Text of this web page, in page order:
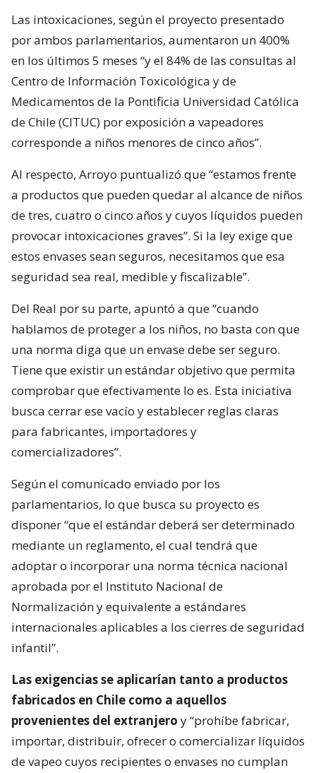
Las intoxicaciones, según el proyecto presentado
por ambos parlamentarios, aumentaron un 400%
en los últimos 5 meses “y el 84% de las consultas al
Centro de Información Toxicológica y de
Medicamentos de la Pontificia Universidad Católica
de Chile (CITUC) por exposición a vapeadores
corresponde a niños menores de cinco años”.
Al respecto, Arroyo puntualizó que “estamos frente
a productos que pueden quedar al alcance de niños
de tres, cuatro o cinco años y cuyos líquidos pueden
provocar intoxicaciones graves”. Si la ley exige que
estos envases sean seguros, necesitamos que esa
seguridad sea real, medible y fiscalizable”.
Del Real por su parte, apuntó a que “cuando
hablamos de proteger a los niños, no basta con que
una norma diga que un envase debe ser seguro.
Tiene que existir un estándar objetivo que permita
comprobar que efectivamente lo es. Esta iniciativa
busca cerrar ese vacío y establecer reglas claras
para fabricantes, importadores y
comercializadores”.
Según el comunicado enviado por los
parlamentarios, lo que busca su proyecto es
disponer “que el estándar deberá ser determinado
mediante un reglamento, el cual tendrá que
adoptar o incorporar una norma técnica nacional
aprobada por el Instituto Nacional de
Normalización y equivalente a estándares
internacionales aplicables a los cierres de seguridad
infantil”.
Las exigencias se aplicarían tanto a productos
fabricados en Chile como a aquellos
provenientes del extranjero y “prohíbe fabricar,
importar, distribuir, ofrecer o comercializar líquidos
de vapeo cuyos recipientes o envases no cumplan